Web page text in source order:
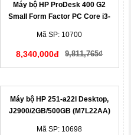
Máy bộ HP ProDesk 400 G2
Small Form Factor PC Core i3-
Mã SP: 10700
8,340,000đ 9,811,765₫
Máy bộ HP 251-a22l Desktop,
J2900/2GB/500GB (M7L22AA)
Mã SP: 10698